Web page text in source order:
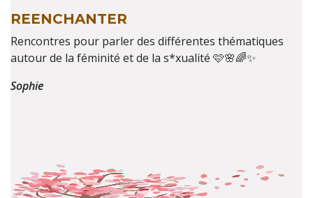
REENCHANTER
Rencontres pour parler des différentes thématiques
autour de la féminité et de la s*xualité 🩷🌸🌈✨️
Sophie